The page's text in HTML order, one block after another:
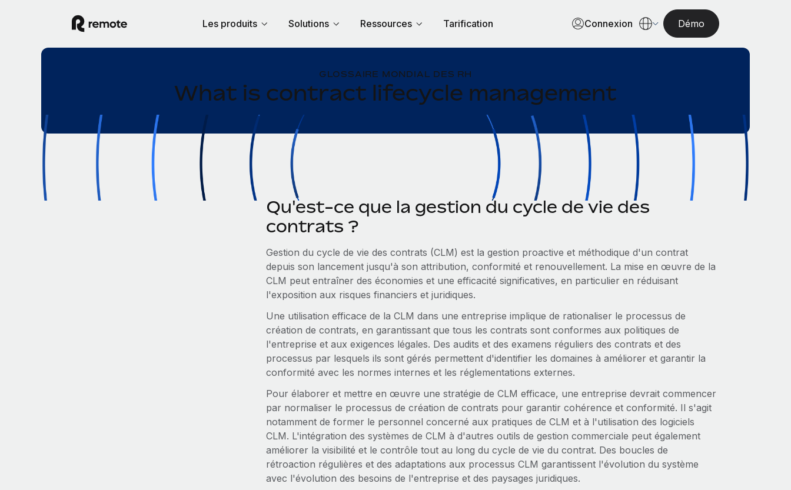
Les produits Solutions Ressources Tarification Connexion Démo
GLOSSAIRE MONDIAL DES RH
What is contract lifecycle management
Qu'est-ce que la gestion du cycle de vie des
contrats ?
Gestion du cycle de vie des contrats (CLM) est la gestion proactive et méthodique d'un contrat
depuis son lancement jusqu'à son attribution, conformité et renouvellement. La mise en œuvre de la
CLM peut entraîner des économies et une efficacité significatives, en particulier en réduisant
l'exposition aux risques financiers et juridiques.
Une utilisation efficace de la CLM dans une entreprise implique de rationaliser le processus de
création de contrats, en garantissant que tous les contrats sont conformes aux politiques de
l'entreprise et aux exigences légales. Des audits et des examens réguliers des contrats et des
processus par lesquels ils sont gérés permettent d'identifier les domaines à améliorer et garantir la
conformité avec les normes internes et les réglementations externes.
Pour élaborer et mettre en œuvre une stratégie de CLM efficace, une entreprise devrait commencer
par normaliser le processus de création de contrats pour garantir cohérence et conformité. Il s'agit
notamment de former le personnel concerné aux pratiques de CLM et à l'utilisation des logiciels
CLM. L'intégration des systèmes de CLM à d'autres outils de gestion commerciale peut également
améliorer la visibilité et le contrôle tout au long du cycle de vie du contrat. Des boucles de
rétroaction régulières et des adaptations aux processus CLM garantissent l'évolution du système
avec l'évolution des besoins de l'entreprise et des paysages juridiques.